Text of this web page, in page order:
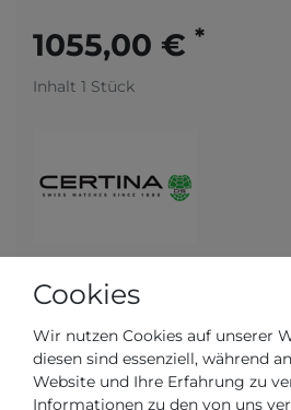
1055,00 € *
Inhalt 1 Stück
AUTORISIERTER HÄNDLER
Cookies
Wir nutzen Cookies auf unserer
diesen sind essenziell, während
Website und Ihre Erfahrung zu
Informationen zu den von uns